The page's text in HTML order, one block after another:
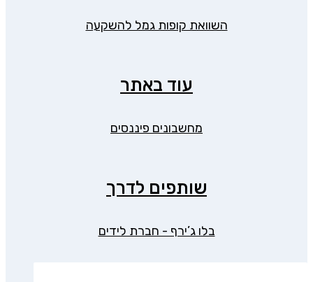
השוואת קופות גמל להשקעה
עוד באתר
מחשבונים פיננסים
שותפים לדרך
בלו ג’ירף - חברת לידים